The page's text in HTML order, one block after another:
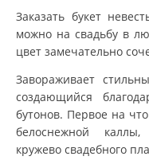
Заказать букет
можно на свадьбу в
цвет замечательно
Завораживает
создающийся
бутонов. Первое на
белоснежной
кружево свадебного